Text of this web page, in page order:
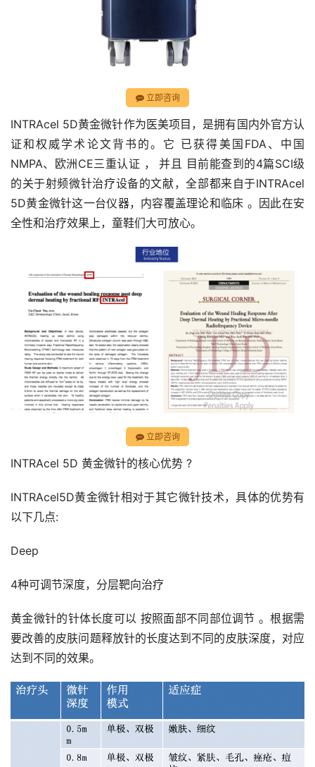
立即咨询
INTRAcel 5D黄金微针作为医美项目，是拥有国内外官方认
证和权威学术论文背书的。它 已获得美国FDA、中国
NMPA、欧洲CE三重认证 ， 并且 目前能查到的4篇SCI级
的关于射频微针治疗设备的文献，全部都来自于INTRAcel
5D黄金微针这一台仪器，内容覆盖理论和临床 。因此在安
全性和治疗效果上，童鞋们大可放心。
立即咨询
INTRAcel 5D 黄金微针的核心优势 ?
INTRAcel5D黄金微针相对于其它微针技术，具体的优势有
以下几点:
Deep
4种可调节深度，分层靶向治疗
黄金微针的针体长度可以 按照面部不同部位调节 。根据需
要改善的皮肤问题释放针的长度达到不同的皮肤深度，对应
达到不同的效果。